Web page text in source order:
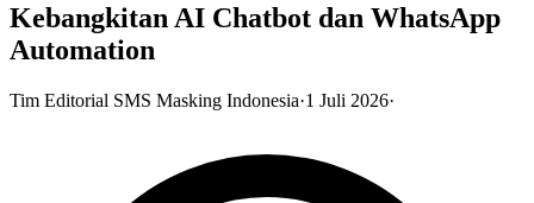
Kebangkitan AI Chatbot dan WhatsApp
Automation
Tim Editorial SMS Masking Indonesia·1 Juli 2026·